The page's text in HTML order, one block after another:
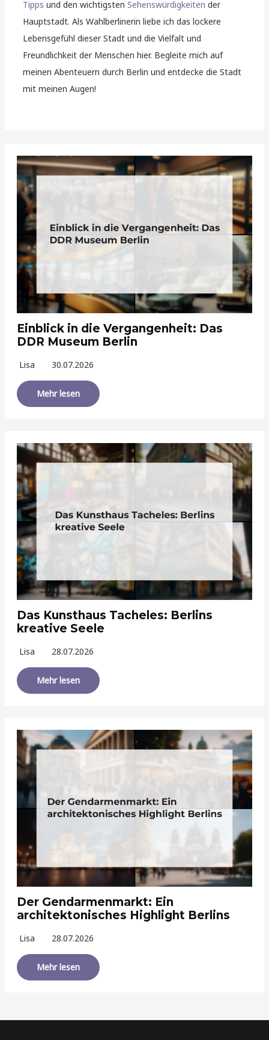
Tipps und den wichtigstenSehenswürdigkeiten der
Hauptstadt. Als Wahlberlinerin liebe ich das lockere
Lebensgefühl dieser Stadt und die Vielfalt und
Freundlichkeit der Menschen hier. Begleite mich auf
meinen Abenteuern durch Berlin und entdecke die Stadt
mit meinen Augen!
Einblick in die Vergangenheit: Das
DDR Museum Berlin
Lisa 30.07.2026
Mehr lesen
Das Kunsthaus Tacheles: Berlins
kreative Seele
Lisa 28.07.2026
Mehr lesen
Der Gendarmenmarkt: Ein
architektonisches Highlight Berlins
Lisa 28.07.2026
Mehr lesen